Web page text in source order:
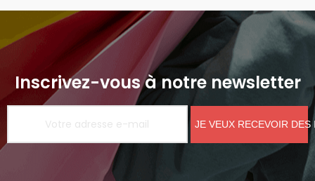
Inscrivez-vous à notre newsletter
JE VEUX RECEVOIR